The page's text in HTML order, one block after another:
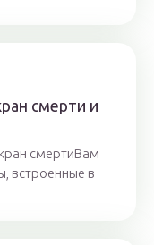
смерти и
смертиВам
встроенные в